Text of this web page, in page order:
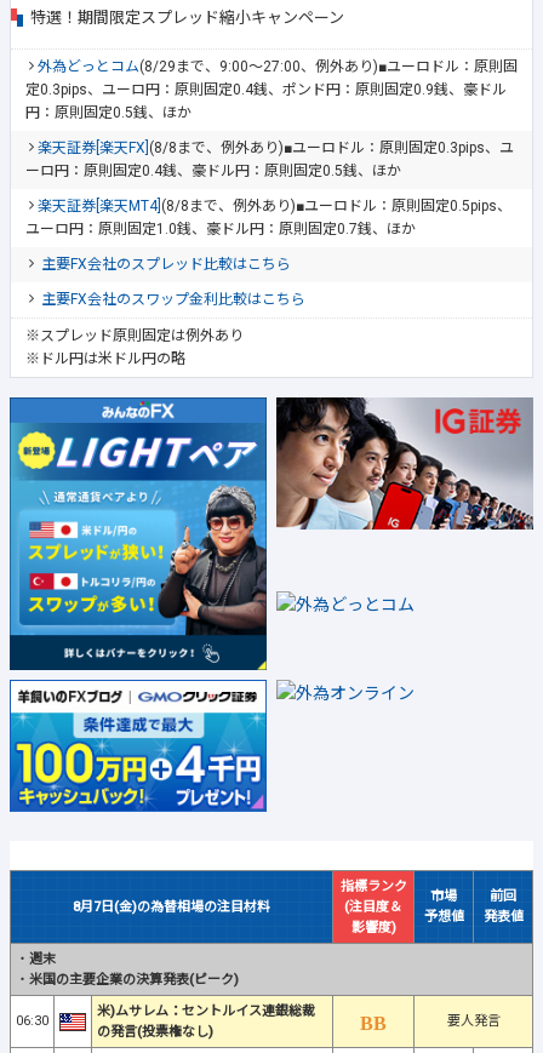
特選！期間限定スプレッド縮小キャンペーン
外為どっとコム(8/29まで、9:00～27:00、例外あり)■ユーロドル：原則固
定0.3pips、ユーロ円：原則固定0.4銭、ポンド円：原則固定0.9銭、豪ドル
円：原則固定0.5銭、ほか
楽天証券[楽天FX] (8/8まで、例外あり)■ユーロドル：原則固定0.3pips、ユ
ーロ円：原則固定0.4銭、豪ドル円：原則固定0.5銭、ほか
楽天証券[楽天MT4] (8/8まで、例外あり)■ユーロドル：原則固定0.5pips、
ユーロ円：原則固定1.0銭、豪ドル円：原則固定0.7銭、ほか
主要FX会社のスプレッド比較はこちら
主要FX会社のスワップ金利比較はこちら
※スプレッド原則固定は例外あり
※ドル円は米ドル円の略
8月7日(金)の為替相場の注目材料
指標ランク
(注目度＆
影響度)
市場
予想値
前回
発表値
・ 週末
・ 米国の主要企業の決算発表(ピーク)
06:30
米)ムサレム：セントルイス連銀総裁
の発言(投票権なし)
要人発言